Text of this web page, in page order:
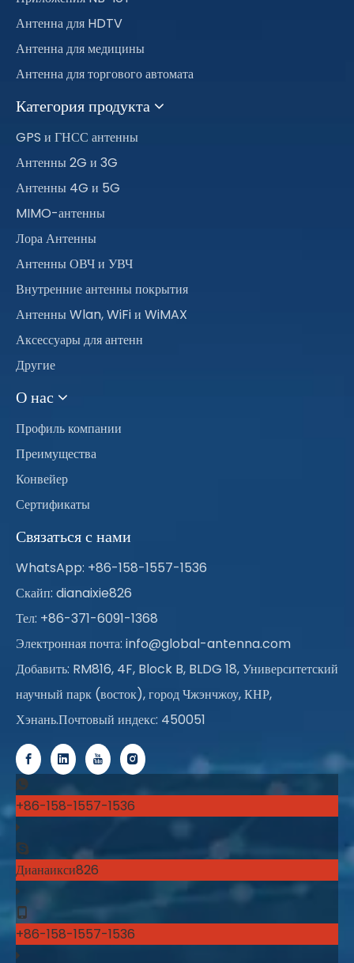
Антенна для HDTV
Антенна для медицины
Антенна для торгового автомата
Категория продукта
GPS и ГНСС антенны
Антенны 2G и 3G
Антенны 4G и 5G
MIMO-антенны
Лора Антенны
Антенны ОВЧ и УВЧ
Внутренние антенны покрытия
Антенны Wlan, WiFi и WiMAX
Аксессуары для антенн
Другие
О нас
Профиль компании
Преимущества
Конвейер
Сертификаты
Связаться с нами
WhatsApp: +86-158-1557-1536
Скайп: dianaixie826
Тел: +86-371-6091-1368
Электронная почта: info@global-antenna.com
Добавить: RM816, 4F, Block B, BLDG 18, Университетский
научный парк (восток), город Чжэнчжоу, КНР,
Хэнань.Почтовый индекс: 450051
+86-158-1557-1536
Дианаикси826
+86-158-1557-1536